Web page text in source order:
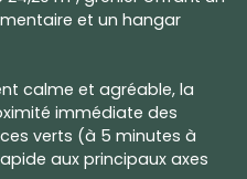
et un hangar
calme et agréable, la
immédiate des
verts (à 5 minutes à
aux principaux axes